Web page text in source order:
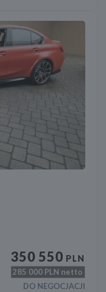
350 550 PLN
285 000 PLN netto
DO NEGOCJACJI